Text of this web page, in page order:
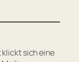
klickt sich eine